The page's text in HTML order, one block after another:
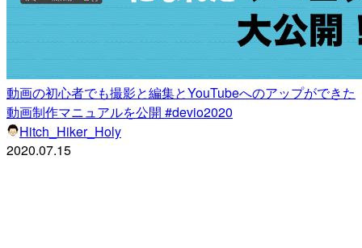
動画の初心者でも撮影と編集とYouTubeへのアップができた
動画制作マニュアルを公開 #devio2020
Hitch_Hiker_Holy
2020.07.15